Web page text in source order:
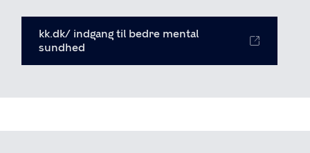
kk.dk/ indgang til bedre mental
sundhed